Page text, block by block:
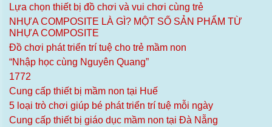
Lựa chọn thiết bị đồ chơi và vui chơi cùng trẻ
NHỰA COMPOSITE LÀ GÌ? MỘT SỐ SẢN PHẨM TỪ
NHỰA COMPOSITE
Đồ chơi phát triển trí tuệ cho trẻ mầm non
“Nhập học cùng Nguyên Quang”
1772
Cung cấp thiết bị mầm non tại Huế
5 loại trò chơi giúp bé phát triển trí tuệ mỗi ngày
Cung cấp thiết bị giáo dục mầm non tại Đà Nẵng